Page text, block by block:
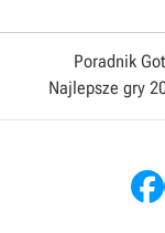
Poradnik
Najlepsze gry